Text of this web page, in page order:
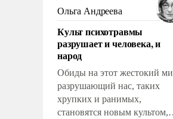
Ольга Андреева
Культ психотравмы
разрушает и человека, и
народ
Обиды на этот жестокий
разрушающий нас, таких
хрупких и ранимых,
становятся новым культом,